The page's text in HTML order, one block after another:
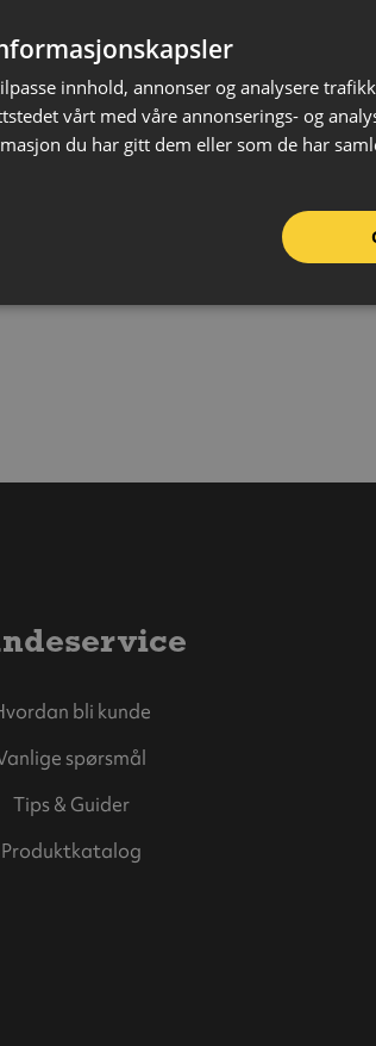
bli kunde
spørsmål
Tips & Guider
Produktkatalog
innhold, annonser og analysere
vårt med våre annonserings- og
du har gitt dem eller som de har